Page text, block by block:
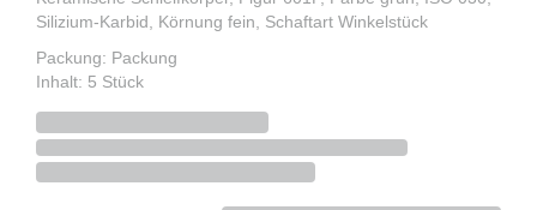
Silizium-Karbid, Körnung fein, Schaftart Winkelstück
Packung: Packung
Inhalt: 5 Stück